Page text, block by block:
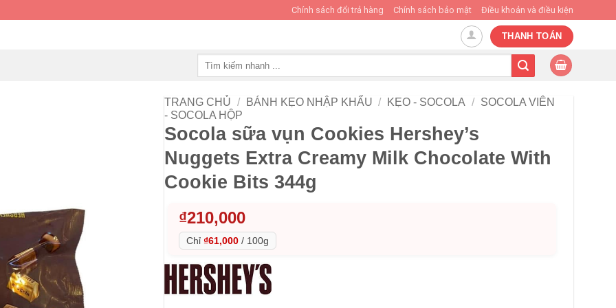
Chính sách đổi trả hàng Chính sách bảo mật Điều khoản và điều kiện
THANH TOÁN
TRANG CHỦ / BÁNH KẸO NHẬP KHẨU / KẸO - SOCOLA / SOCOLA VIÊN
- SOCOLA HỘP
Socola sữa vụn Cookies Hershey’s
Nuggets Extra Creamy Milk Chocolate With
Cookie Bits 344g
₫210,000
Chỉ ₫61,000 / 100g